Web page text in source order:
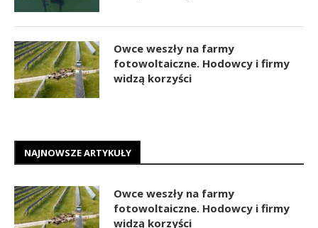
Owce weszły na farmy
fotowoltaiczne. Hodowcy i firmy
widzą korzyści
NAJNOWSZE ARTYKUŁY
Owce weszły na farmy
fotowoltaiczne. Hodowcy i firmy
widzą korzyści